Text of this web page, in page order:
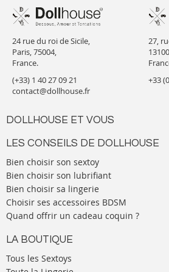
24 rue du roi de Sicile,
Paris, 75004,
France.
(+33) 1 40 27 09 21
contact@dollhouse.fr
DOLLHOUSE ET VOUS
LES CONSEILS DE DOLLHOUSE
Bien choisir son sextoy
Bien choisir son lubrifiant
Bien choisir sa lingerie
Choisir ses accessoires BDSM
Quand offrir un cadeau coquin ?
LA BOUTIQUE
Tous les Sextoys
27,
+33